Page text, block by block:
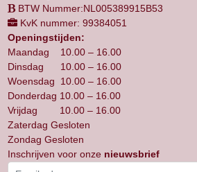
BTW Nummer:NL005389915B53
KvK nummer: 99384051
Openingstijden:
Maandag 10.00 – 16.00
Dinsdag 10.00 – 16.00
Woensdag 10.00 – 16.00
Donderdag 10.00 – 16.00
Vrijdag 10.00 – 16.00
Zaterdag Gesloten
Zondag Gesloten
Inschrijven voor onze nieuwsbrief